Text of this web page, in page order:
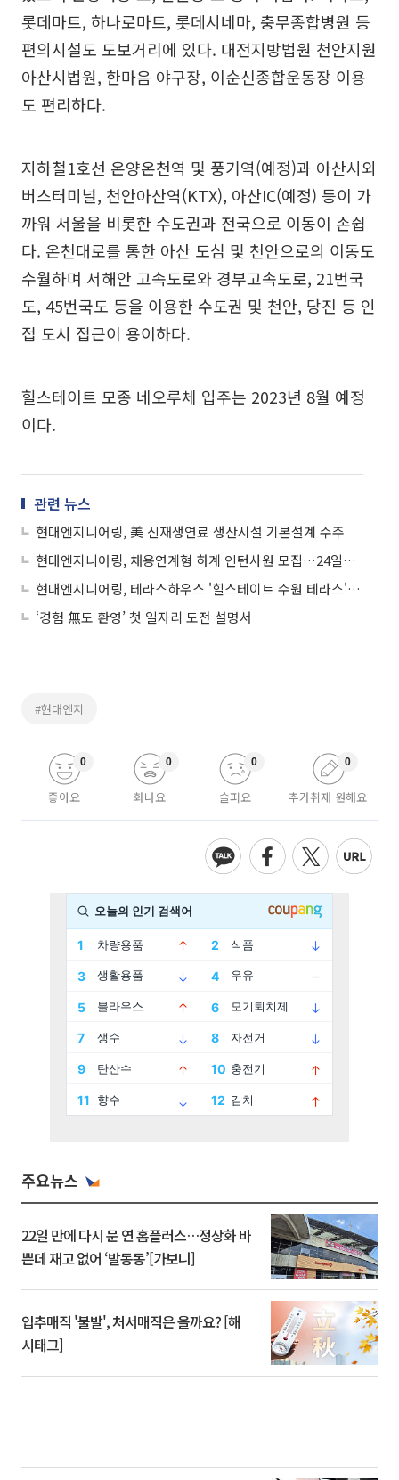
롯데마트, 하나로마트, 롯데시네마, 충무종합병원 등
편의시설도 도보거리에 있다. 대전지방법원 천안지원
아산시법원, 한마음 야구장, 이순신종합운동장 이용
도 편리하다.
지하철1호선 온양온천역 및 풍기역(예정)과 아산시외
버스터미널, 천안아산역(KTX), 아산IC(예정) 등이 가
까워 서울을 비롯한 수도권과 전국으로 이동이 손쉽
다. 온천대로를 통한 아산 도심 및 천안으로의 이동도
수월하며 서해안 고속도로와 경부고속도로, 21번국
도, 45번국도 등을 이용한 수도권 및 천안, 당진 등 인
접 도시 접근이 용이하다.
힐스테이트 모종 네오루체 입주는 2023년 8월 예정
이다.
관련 뉴스
현대엔지니어링, 美 신재생연료 생산시설 기본설계 수주
현대엔지니어링, 채용연계형 하계 인턴사원 모집…24일까지 접수
현대엔지니어링, 테라스하우스 '힐스테이트 수원 테라스' 분양
‘경험 無도 환영’ 첫 일자리 도전 설명서
#현대엔지
좋아요
0
화나요
0
슬퍼요
0
추가취재 원해요
0
주요뉴스
22일 만에 다시 문 연 홈플러스…정상화 바
쁜데 재고 없어 ‘발동동’[가보니]
입추매직 '불발', 처서매직은 올까요? [해
시태그]